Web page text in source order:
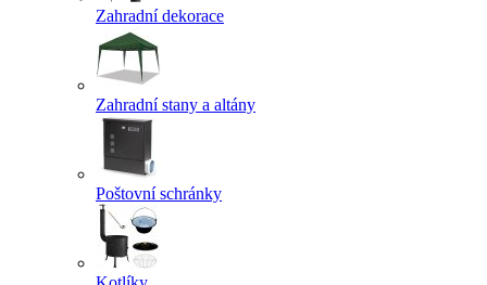
Zahradní dekorace
Zahradní stany a altány
Poštovní schránky